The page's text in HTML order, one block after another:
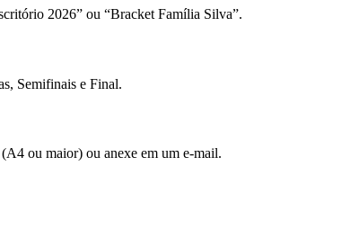
2026” ou “Bracket Família Silva”.
Semifinais e Final.
ou maior) ou anexe em um e-mail.